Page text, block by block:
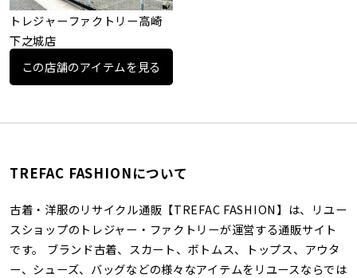
トレジャーファクトリー高崎
下之城店
この店舗のアイテムを見る
TREFAC FASHIONについて
古着・洋服のリサイクル通販【TREFAC FASHION】は、リユー
スショップのトレジャー・ファクトリーが運営する通販サイト
です。 ブランド古着、スカート、ボトムス、トップス、アウタ
ー、シューズ、バッグなどの様々なアイテムをリユースならでは